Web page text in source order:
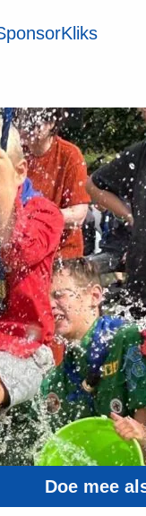
Doe mee